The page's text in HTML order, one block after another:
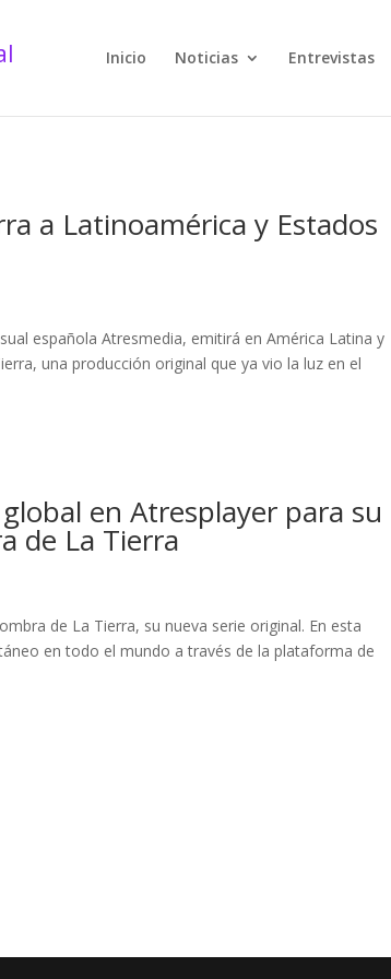
Inicio Noticias Entrevistas
a Latinoamérica y Estados
española Atresmedia, emitirá en América Latina y
una producción original que ya vio la luz en el
en Atresplayer para su
de La Tierra
de La Tierra, su nueva serie original. En esta
en todo el mundo a través de la plataforma de